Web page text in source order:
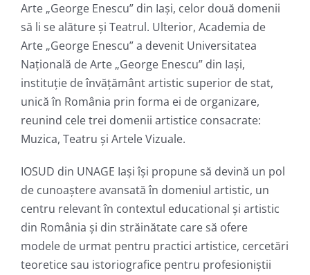
Arte „George Enescu” din Iași, celor două domenii
să li se alăture și Teatrul. Ulterior, Academia de
Arte „George Enescu” a devenit Universitatea
Națională de Arte „George Enescu” din Iași,
instituție de învățământ artistic superior de stat,
unică în România prin forma ei de organizare,
reunind cele trei domenii artistice consacrate:
Muzica, Teatru și Artele Vizuale.
IOSUD din UNAGE Iași își propune să devină un pol
de cunoaștere avansată în domeniul artistic, un
centru relevant în contextul educational și artistic
din România și din străinătate care să ofere
modele de urmat pentru practici artistice, cercetări
teoretice sau istoriografice pentru profesioniștii